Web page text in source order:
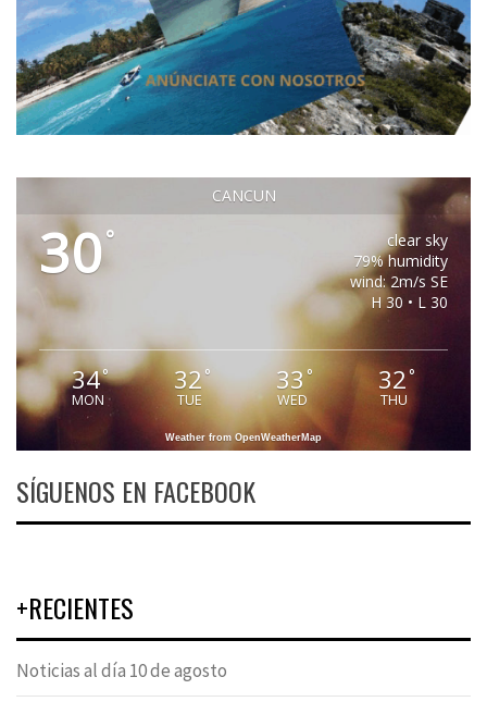
CANCUN
30°
clear sky
79% humidity
wind: 2m/s SE
H 30 • L 30
34°
MON
32°
TUE
33 °
WED
32°
THU
Weather from OpenWeatherMap
SÍGUENOS EN FACEBOOK
+RECIENTES
Noticias al día 10 de agosto